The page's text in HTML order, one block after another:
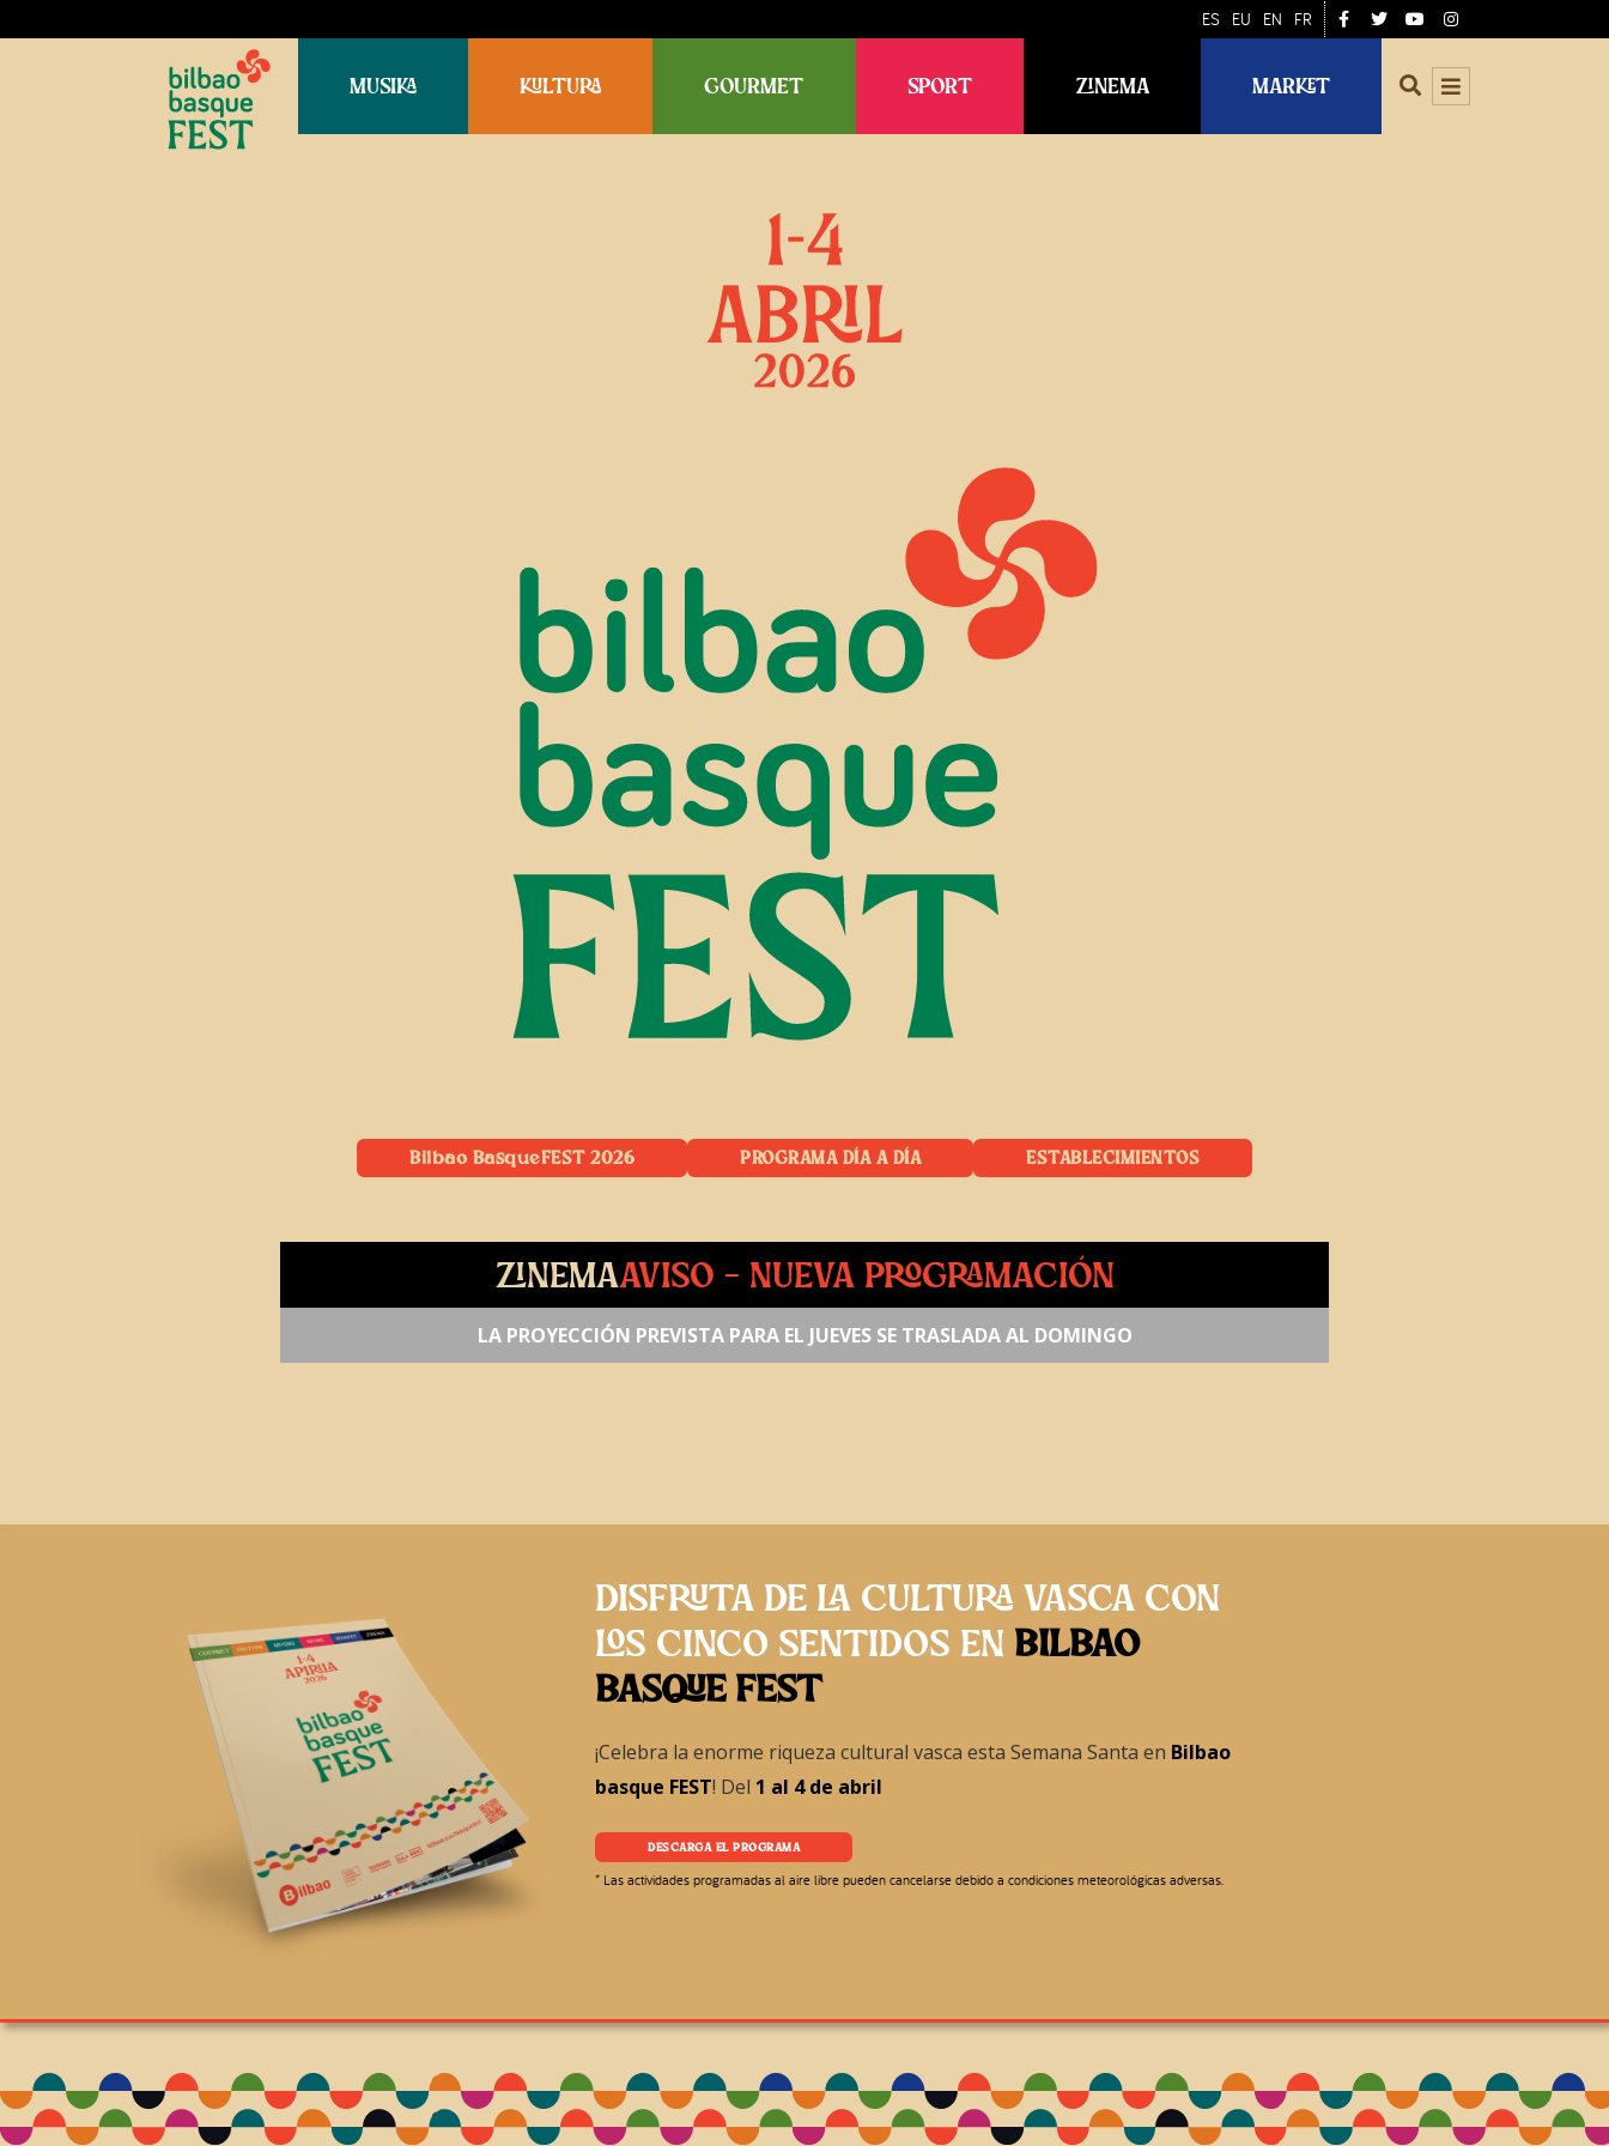
ES EU EN FR
MUSIKA KULTURA GOURMET SPORT ZINEMA MARKET
Bilbao BasqueFEST 2026 PROGRAMA DÍA A DÍA ESTABLECIMIENTOS
ZINEMAAVISO – NUEVA PROGRAMACIÓN
LA PROYECCIÓN PREVISTA PARA EL JUEVES SE TRASLADA AL DOMINGO
DISFRUTA DE LA CULTURA VASCA CON
LOS CINCO SENTIDOS EN BILBAO
BASQUE FEST
¡Celebra la enorme riqueza cultural vasca esta Semana Santa en Bilbao
basque FEST! Del 1 al 4 de abril
DESCARGA EL PROGRAMA
* Las actividades programadas al aire libre pueden cancelarse debido a condiciones meteorológicas adversas.